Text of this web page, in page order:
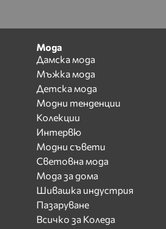
Мода
Дамска мода
Мъжка мода
Детска мода
Модни тенденции
Колекции
Интервю
Модни съвети
Световна мода
Мода за дома
Шивашка индустрия
Пазаруване
Всичко за Коледа